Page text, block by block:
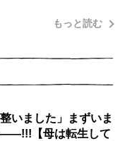
もっと読む
いました」まずいま
【母は転生して